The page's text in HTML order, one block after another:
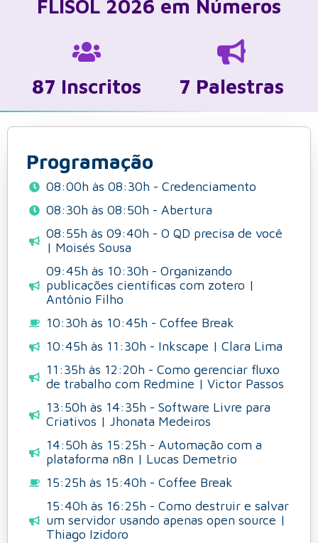
FLISOL 2026 em Números
105 Inscritos 7 Palestras
Programação
08:00h às 08:30h - Credenciamento
08:30h às 08:50h - Abertura
08:55h às 09:40h - O QD precisa de você
| Moisés Sousa
09:45h às 10:30h - Organizando
publicações científicas com zotero |
Antônio Filho
10:30h às 10:45h - Coffee Break
10:45h às 11:30h - Inkscape | Clara Lima
11:35h às 12:20h - Como gerenciar fluxo
de trabalho com Redmine | Victor Passos
13:50h às 14:35h - Software Livre para
Criativos | Jhonata Medeiros
14:50h às 15:25h - Automação com a
plataforma n8n | Lucas Demetrio
15:25h às 15:40h - Coffee Break
15:40h às 16:25h - Como destruir e salvar
um servidor usando apenas open source |
Thiago Izidoro